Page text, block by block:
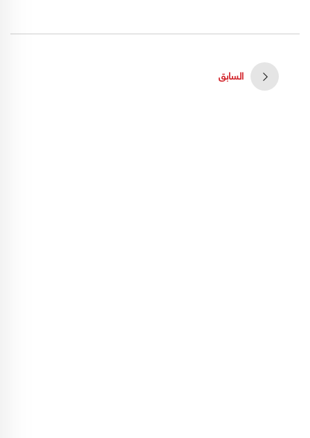
والمملكة المتحدة والولايات المتحدة، وصلت عوائد
عامًا أو أكثر. نفس الاتجاه يظهر في فرنسا وألمانيا
السابق